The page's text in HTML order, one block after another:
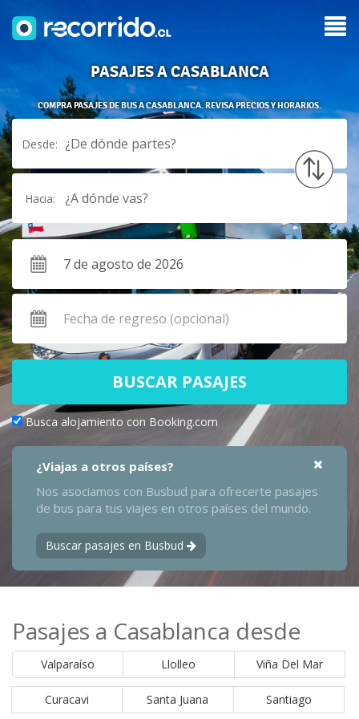
PASAJES A CASABLANCA
COMPRA PASAJES DE BUS A CASABLANCA. REVISA PRECIOS Y HORARIOS.
Desde: ¿De dónde partes?
Hacia: ¿A dónde vas?
BUSCAR PASAJES
Busca alojamiento con Booking.com
¿Viajas a otros países?
Nos asociamos con Busbud para ofrecerte pasajes
de bus para tus viajes en otros países del mundo.
Buscar pasajes en Busbud
Pasajes a Casablanca desde
Valparaíso Llolleo Viña Del Mar
Curacavi Santa Juana Santiago